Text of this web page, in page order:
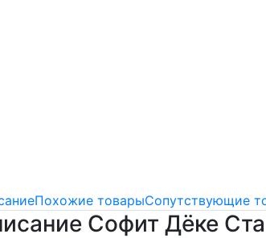
Похожие товарыСопутствующие
Софит Дёке